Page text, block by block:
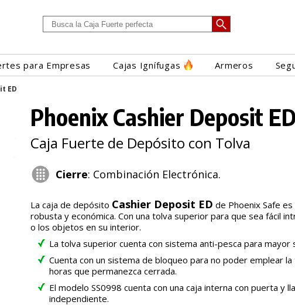
para Empresas Cajas Ignífugas Armeros
ED
Phoenix Cashier Deposit ED
Caja Fuerte de Depósito con Tolva
Cierre: Combinación Electrónica.
La caja de depósito Cashier Deposit ED de Phoenix Safe es
robusta y económica. Con una tolva superior para que sea fácil
o los objetos en su interior.
La tolva superior cuenta con sistema anti-pesca para mayor
Cuenta con un sistema de bloqueo para no poder emplear
horas que permanezca cerrada.
El modelo SS0998 cuenta con una caja interna con puerta y
independiente.